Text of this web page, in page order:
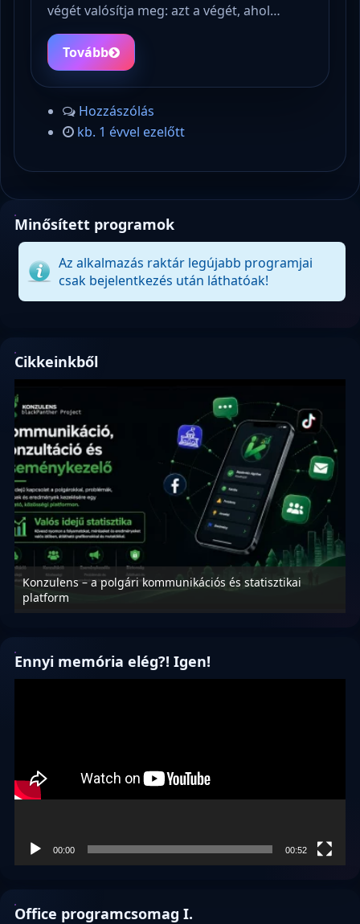
végét valósítja meg: azt a végét, ahol…
Tovább
Hozzászólás
kb. 1 évvel ezelőtt
Minősített programok
Az alkalmazás raktár legújabb programjai
csak bejelentkezés után láthatóak!
Cikkeinkből
Konzulens – a polgári kommunikációs és statisztikai
platform
Ennyi memória elég?! Igen!
00:00 00:52
Office programcsomag I.